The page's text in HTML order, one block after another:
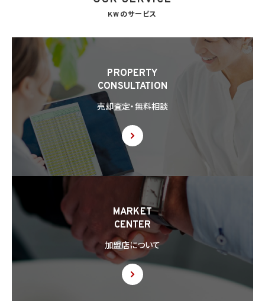
KWのサービス
PROPERTY
CONSULTATION
売却査定・無料相談
MARKET
CENTER
加盟店について